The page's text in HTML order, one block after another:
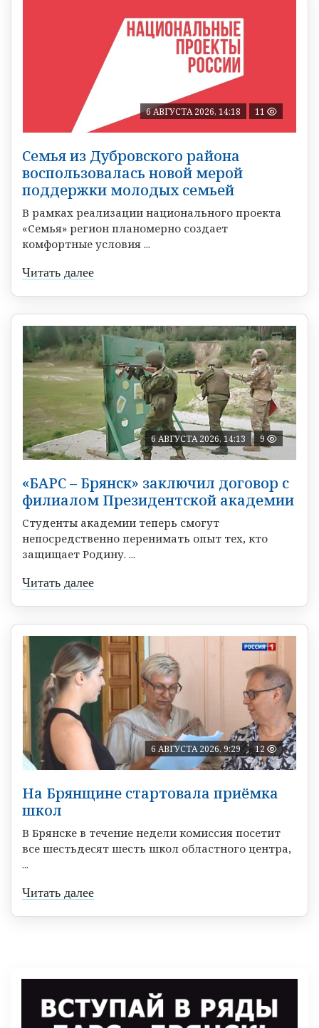
6 АВГУСТА 2026, 14:18 11
Семья из Дубровского района
воспользовалась новой мерой
поддержки молодых семьей
В рамках реализации национального проекта
«Семья» регион планомерно создает
комфортные условия ...
Читать далее
6 АВГУСТА 2026, 14:13 9
«БАРС – Брянск» заключил договор с
филиалом Президентской академии
Студенты академии теперь смогут
непосредственно перенимать опыт тех, кто
защищает Родину. ...
Читать далее
6 АВГУСТА 2026, 9:29 12
На Брянщине стартовала приёмка
школ
В Брянске в течение недели комиссия посетит
все шестьдесят шесть школ областного центра,
...
Читать далее